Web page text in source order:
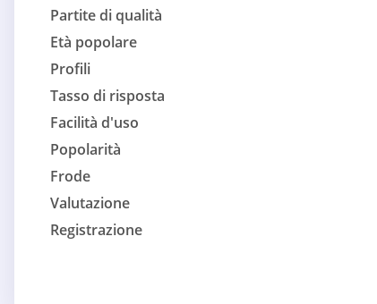
Partite di qualità
Età popolare
Profili
Tasso di risposta
Facilità d'uso
Popolarità
Frode
Valutazione
Registrazione